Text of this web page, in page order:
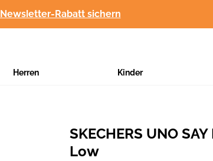
Newsletter-Rabatt sichern
Herren Kinder
Hersteller:
SKECHERS UNO
Low